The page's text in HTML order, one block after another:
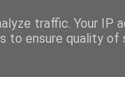
POLICY
traffic. Your IP
to ensure quality of